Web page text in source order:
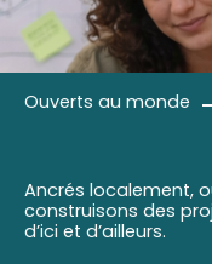
Ouverts au monde
Ancrés localement,
construisons des
d’ici et d’ailleurs.